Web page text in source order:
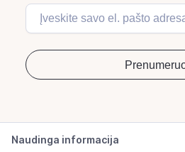
Naudinga informacija